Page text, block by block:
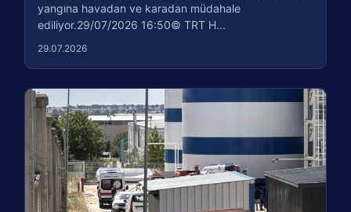
yangına havadan ve karadan müdahale
ediliyor.29/07/2026 16:50© TRT H...
29.07.2026